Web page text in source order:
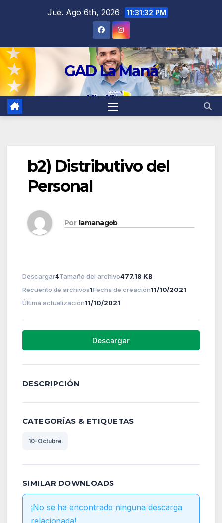
Jue. Ago 6th, 2026 11:31:32 PM
GAD La Maná
b2) Distributivo del
Personal
Por lamanagob
Descargar4Tamaño del archivo477.18 KB
Recuento de archivos1Fecha de creación11/10/2021
Última actualización11/10/2021
Descargar
DESCRIPCIÓN
CATEGORÍAS & ETIQUETAS
10-Octubre
SIMILAR DOWNLOADS
¡No se ha encontrado ninguna descarga
relacionada!